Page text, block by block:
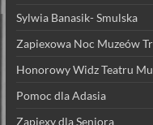
Sylwia Banasik- Smulska
Zapiexowa Noc Muzeów
Honorowy Widz Teatru
Pomoc dla Adasia
Zapiexy dla Seniora